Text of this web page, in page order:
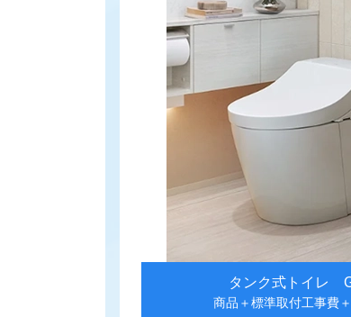
タンク式トイレ
商品＋標準取付工事費